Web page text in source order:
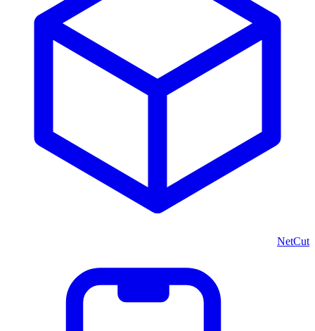
NetCut